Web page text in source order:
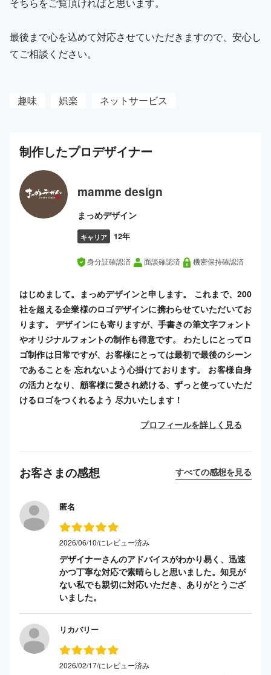
最後まで心を込めて対応させていただきますので、安心し
てご相談ください。
趣味 娯楽 ネットサービス
制作したプロデザイナー
mamme design
まっめデザイン
キャリア 12年
身分証確認済 面談確認済 機密保持確認済
はじめまして。まっめデザインと申します。 これまで、200
社を超える企業様のロゴデザインに携わらせていただいてお
ります。 デザインにも寄りますが、手書きの筆文字フォント
やオリジナルフォントの制作も得意です。 わたしにとってロ
ゴ制作は日常ですが、お客様にとっては最初で最後のシーン
であることを 忘れないよう心掛けております。 お客様自身
の活力となり、顧客様に愛され続ける、ずっと使っていただ
けるロゴをつくれるよう 尽力いたします！
プロフィールを詳しく見る
お客さまの感想 すべての感想を見る
匿名
2026/06/10/にレビュー済み
デザイナーさんのアドバイスがわかり易く、迅速
かつ丁寧な対応で素晴らしと思いました。知見が
ない私でも親切に対応いただき、ありがとうござ
いました。
リカバリー
2026/02/17/にレビュー済み